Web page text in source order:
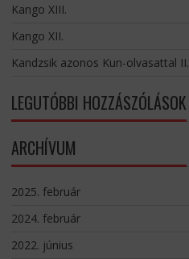
Kango XIII.
Kango XII.
Kandzsik azonos Kun-olvasattal II.
LEGUTÓBBI HOZZÁSZÓLÁSOK
ARCHÍVUM
2025. február
2024. február
2022. június